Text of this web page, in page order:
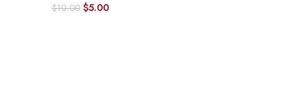
$10.00 $5.00